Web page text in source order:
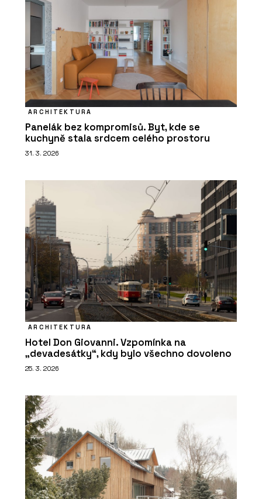
ARCHITEKTURA
Panelák bez kompromisů. Byt, kde se
kuchyně stala srdcem celého prostoru
31. 3. 2026
ARCHITEKTURA
Hotel Don Giovanni. Vzpomínka na
„devadesátky“, kdy bylo všechno dovoleno
25. 3. 2026